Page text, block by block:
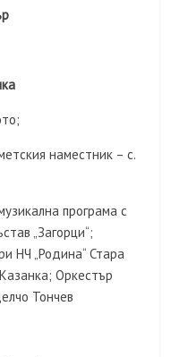
наместник – с.
програма с
„Загорци“;
НЧ „Родина“ Стара
Оркестър
Тончев